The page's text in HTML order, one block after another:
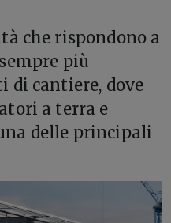
che rispondono a
sempre più
di cantiere, dove
a terra e
delle principali